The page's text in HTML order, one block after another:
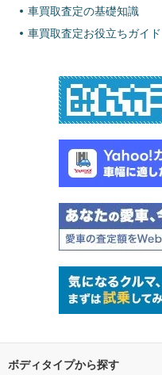
車買取査定の基礎知識
車買取査定お役立ちガイド
ボディタイプから探す